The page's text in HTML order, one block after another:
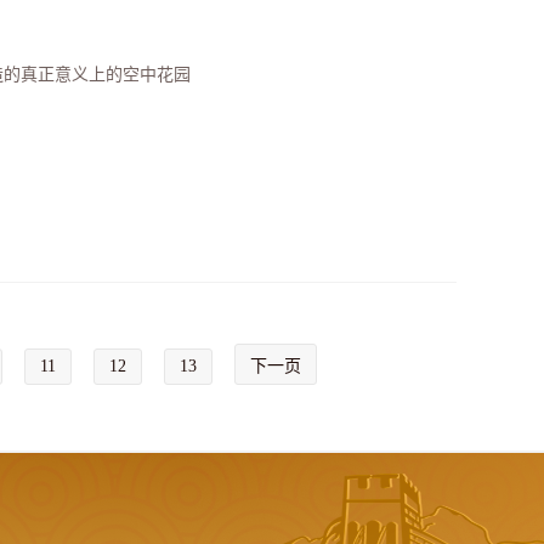
真正意义上的空中花园
11 12 13 下一页